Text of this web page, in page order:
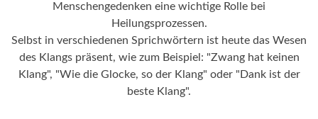
Menschengedenken eine wichtige Rolle bei
Heilungsprozessen.
Selbst in verschiedenen Sprichwörtern ist heute das Wesen
des Klangs präsent, wie zum Beispiel: "Zwang hat keinen
Klang", "Wie die Glocke, so der Klang" oder "Dank ist der
beste Klang".